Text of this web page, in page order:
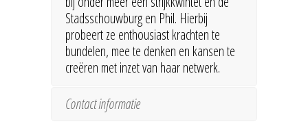
Stadsschouwburg en Phil. Hierbij
probeert ze enthousiast krachten te
bundelen, mee te denken en kansen te
creëren met inzet van haar netwerk.
Contact informatie